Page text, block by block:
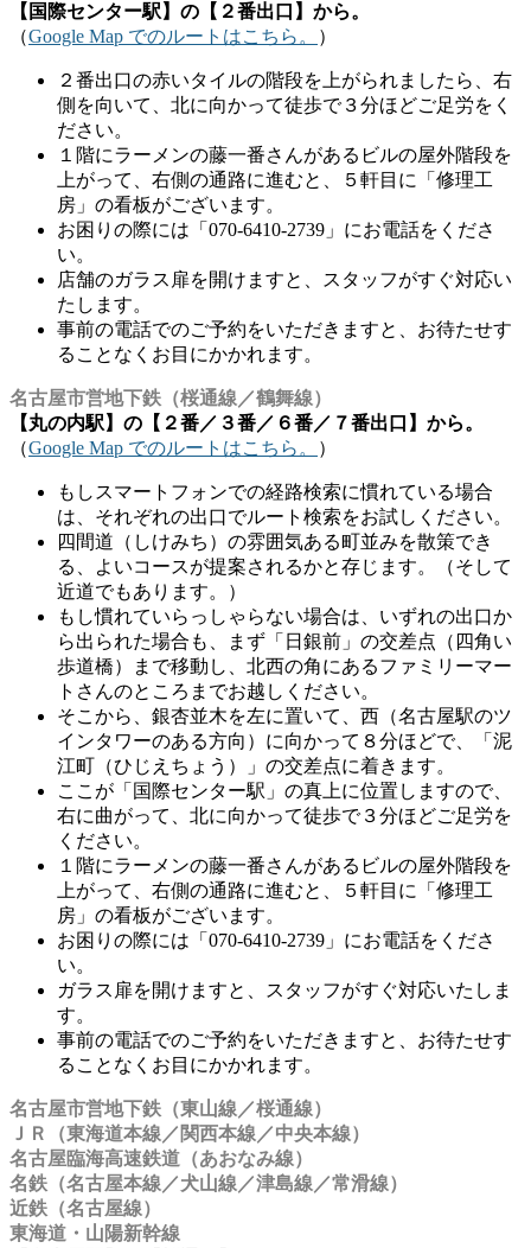
【国際センター駅】の【２番出口】から。
（Google Map でのルートはこちら。 ）
２番出口の赤いタイルの階段を上がられましたら、右
側を向いて、北に向かって徒歩で３分ほどご足労をく
ださい。
１階にラーメンの藤一番さんがあるビルの屋外階段を
上がって、右側の通路に進むと、５軒目に「修理工
房」の看板がございます。
お困りの際には「070-6410-2739」にお電話をくださ
い。
店舗のガラス扉を開けますと、スタッフがすぐ対応い
たします。
事前の電話でのご予約をいただきますと、お待たせす
ることなくお目にかかれます。
名古屋市営地下鉄（桜通線／鶴舞線）
【丸の内駅】の【２番／３番／６番／７番出口】から。
（Google Map でのルートはこちら。 ）
もしスマートフォンでの経路検索に慣れている場合
は、それぞれの出口でルート検索をお試しください。
四間道（しけみち）の雰囲気ある町並みを散策でき
る、よいコースが提案されるかと存じます。（そして
近道でもあります。）
もし慣れていらっしゃらない場合は、いずれの出口か
ら出られた場合も、まず「日銀前」の交差点（四角い
歩道橋）まで移動し、北西の角にあるファミリーマー
トさんのところまでお越しください。
そこから、銀杏並木を左に置いて、西（名古屋駅のツ
インタワーのある方向）に向かって８分ほどで、「泥
江町（ひじえちょう）」の交差点に着きます。
ここが「国際センター駅」の真上に位置しますので、
右に曲がって、北に向かって徒歩で３分ほどご足労を
ください。
１階にラーメンの藤一番さんがあるビルの屋外階段を
上がって、右側の通路に進むと、５軒目に「修理工
房」の看板がございます。
お困りの際には「070-6410-2739」にお電話をくださ
い。
ガラス扉を開けますと、スタッフがすぐ対応いたしま
す。
事前の電話でのご予約をいただきますと、お待たせす
ることなくお目にかかれます。
名古屋市営地下鉄（東山線／桜通線）
ＪＲ（東海道本線／関西本線／中央本線）
名古屋臨海高速鉄道（あおなみ線）
名鉄（名古屋本線／犬山線／津島線／常滑線）
近鉄（名古屋線）
東海道・山陽新幹線